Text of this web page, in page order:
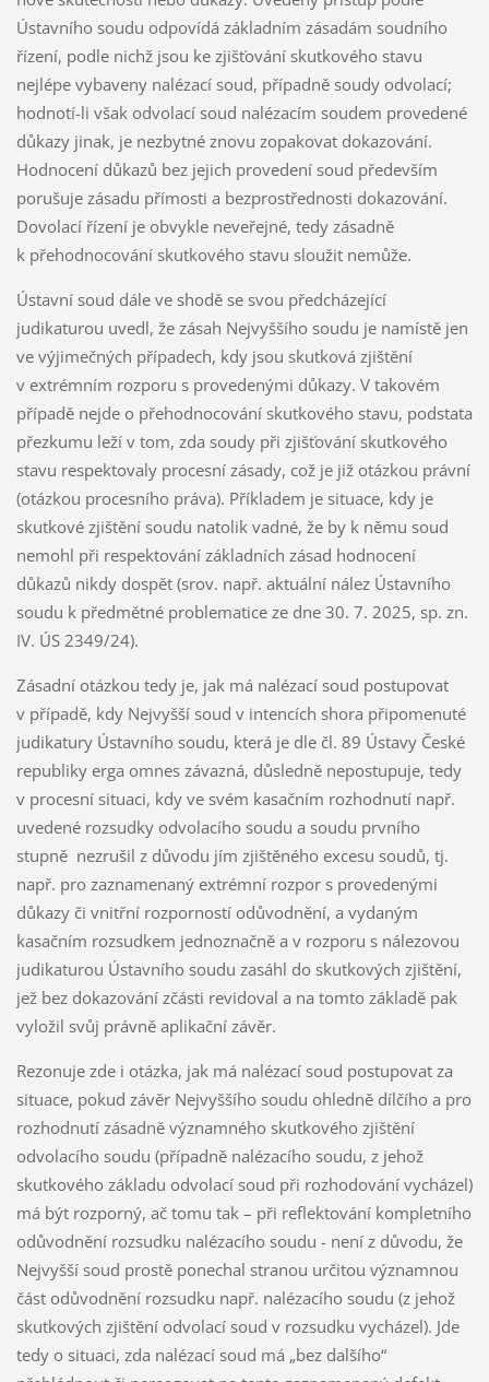
Ústavního soudu odpovídá základním zásadám soudního
řízení, podle nichž jsou ke zjišťování skutkového stavu
nejlépe vybaveny nalézací soud, případně soudy odvolací;
hodnotí-li však odvolací soud nalézacím soudem provedené
důkazy jinak, je nezbytné znovu zopakovat dokazování.
Hodnocení důkazů bez jejich provedení soud především
porušuje zásadu přímosti a bezprostřednosti dokazování.
Dovolací řízení je obvykle neveřejné, tedy zásadně
k přehodnocování skutkového stavu sloužit nemůže.
Ústavní soud dále ve shodě se svou předcházející
judikaturou uvedl, že zásah Nejvyššího soudu je namístě jen
ve výjimečných případech, kdy jsou skutková zjištění
v extrémním rozporu s provedenými důkazy. V takovém
případě nejde o přehodnocování skutkového stavu, podstata
přezkumu leží v tom, zda soudy při zjišťování skutkového
stavu respektovaly procesní zásady, což je již otázkou právní
(otázkou procesního práva). Příkladem je situace, kdy je
skutkové zjištění soudu natolik vadné, že by k němu soud
nemohl při respektování základních zásad hodnocení
důkazů nikdy dospět (srov. např. aktuální nález Ústavního
soudu k předmětné problematice ze dne 30. 7. 2025, sp. zn.
IV. ÚS 2349/24).
Zásadní otázkou tedy je, jak má nalézací soud postupovat
v případě, kdy Nejvyšší soud v intencích shora připomenuté
judikatury Ústavního soudu, která je dle čl. 89 Ústavy České
republiky erga omnes závazná, důsledně nepostupuje, tedy
v procesní situaci, kdy ve svém kasačním rozhodnutí např.
uvedené rozsudky odvolacího soudu a soudu prvního
stupně nezrušil z důvodu jím zjištěného excesu soudů, tj.
např. pro zaznamenaný extrémní rozpor s provedenými
důkazy či vnitřní rozporností odůvodnění, a vydaným
kasačním rozsudkem jednoznačně a v rozporu s nálezovou
judikaturou Ústavního soudu zasáhl do skutkových zjištění,
jež bez dokazování zčásti revidoval a na tomto základě pak
vyložil svůj právně aplikační závěr.
Rezonuje zde i otázka, jak má nalézací soud postupovat za
situace, pokud závěr Nejvyššího soudu ohledně dílčího a pro
rozhodnutí zásadně významného skutkového zjištění
odvolacího soudu (případně nalézacího soudu, z jehož
skutkového základu odvolací soud při rozhodování vycházel)
má být rozporný, ač tomu tak – při reflektování kompletního
odůvodnění rozsudku nalézacího soudu - není z důvodu, že
Nejvyšší soud prostě ponechal stranou určitou významnou
část odůvodnění rozsudku např. nalézacího soudu (z jehož
skutkových zjištění odvolací soud v rozsudku vycházel). Jde
tedy o situaci, zda nalézací soud má „bez dalšího“